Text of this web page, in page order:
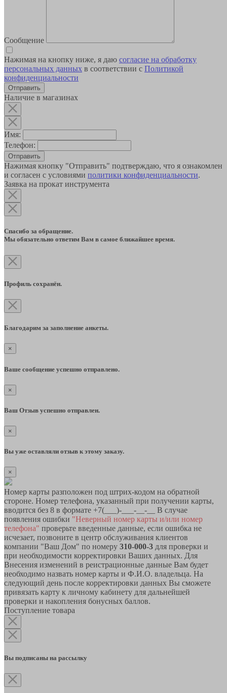
Сообщение
Нажимая на кнопку ниже, я даю согласие на обработку
персональных данных в соответствии с Политикой
конфиденциальности
Наличие в магазинах
Имя:
Телефон:
Отправить
Нажимая кнопку "Отправить" подтверждаю, что я ознакомлен
и согласен с условиями политики конфиденциальности.
Заявка на прокат инструмента
Спасибо за обращение.
Мы обязательно ответим Вам в самое ближайшее время.
Профиль сохранён.
Благодарим за заполнение анкеты.
×
Ваше сообщение успешно отправлено.
×
Ваш Отзыв успешно отправлен.
×
Вы уже оставляли отзыв к этому заказу.
×
Номер карты разположен под штрих-кодом на обратной
стороне. Номер телефона, указанный при получении карты,
вводится без 8 в формате +7(___)-___-__-__ В случае
появления ошибки "Неверный номер карты и/или номер
телефона" проверьте введенные данные, если ошибка не
исчезает, позвоните в центр обслуживания клиентов
компании "Ваш Дом" по номеру 310-000-3 для проверки и
при необходимости корректировки Ваших данных. Для
Внесения изменений в реистрационные данные Вам будет
необходимо назвать номер карты и Ф.И.О. владельца. На
следующий день после корректировки данных Вы сможете
привязать карту к личному кабинету для дальнейшей
проверки и накопления бонусных баллов.
Поступление товара
Вы подписаны на рассылку